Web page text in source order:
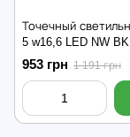
Точечный
5 w16,6 LED NW
99188
953 грн 1 191 грн